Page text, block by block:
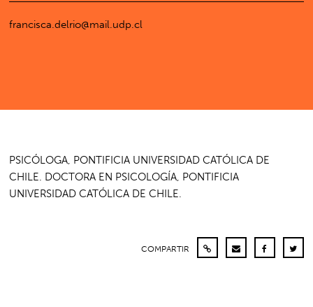
francisca.delrio@mail.udp.cl
PSICÓLOGA, PONTIFICIA UNIVERSIDAD CATÓLICA DE
CHILE. DOCTORA EN PSICOLOGÍA, PONTIFICIA
UNIVERSIDAD CATÓLICA DE CHILE.
COMPARTIR